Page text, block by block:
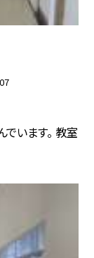
います。 教室